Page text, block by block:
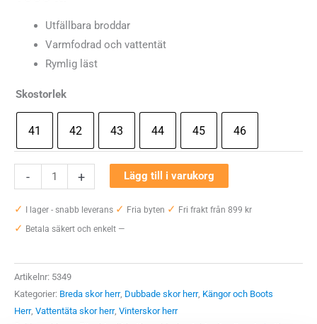
Utfällbara broddar
Varmfodrad och vattentät
Rymlig läst
Skostorlek
41 42 43 44 45 46
-
Drayton
Känga
Med
mängd
+ Lägg till i varukorg
✓ I lager - snabb leverans ✓ Fria byten ✓ Fri frakt från 899 kr
✓ Betala säkert och enkelt —
Artikelnr: 5349
Kategorier: Breda skor herr, Dubbade skor herr, Kängor och Boots
Herr, Vattentäta skor herr, Vinterskor herr